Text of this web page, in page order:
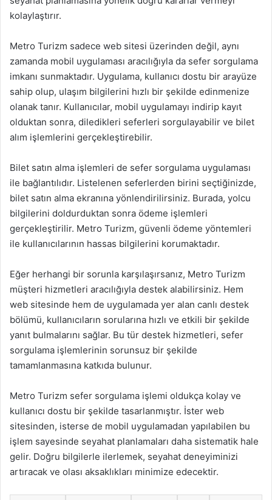
kolaylaştırır.
Metro Turizm sadece web sitesi üzerinden değil, aynı
zamanda mobil uygulaması aracılığıyla da sefer sorgulama
imkanı sunmaktadır. Uygulama, kullanıcı dostu bir arayüze
sahip olup, ulaşım bilgilerini hızlı bir şekilde edinmenize
olanak tanır. Kullanıcılar, mobil uygulamayı indirip kayıt
olduktan sonra, diledikleri seferleri sorgulayabilir ve bilet
alım işlemlerini gerçekleştirebilir.
Bilet satın alma işlemleri de sefer sorgulama uygulaması
ile bağlantılıdır. Listelenen seferlerden birini seçtiğinizde,
bilet satın alma ekranına yönlendirilirsiniz. Burada, yolcu
bilgilerini doldurduktan sonra ödeme işlemleri
gerçekleştirilir. Metro Turizm, güvenli ödeme yöntemleri
ile kullanıcılarının hassas bilgilerini korumaktadır.
Eğer herhangi bir sorunla karşılaşırsanız, Metro Turizm
müşteri hizmetleri aracılığıyla destek alabilirsiniz. Hem
web sitesinde hem de uygulamada yer alan canlı destek
bölümü, kullanıcıların sorularına hızlı ve etkili bir şekilde
yanıt bulmalarını sağlar. Bu tür destek hizmetleri, sefer
sorgulama işlemlerinin sorunsuz bir şekilde
tamamlanmasına katkıda bulunur.
Metro Turizm sefer sorgulama işlemi oldukça kolay ve
kullanıcı dostu bir şekilde tasarlanmıştır. İster web
sitesinden, isterse de mobil uygulamadan yapılabilen bu
işlem sayesinde seyahat planlamaları daha sistematik hale
gelir. Doğru bilgilerle ilerlemek, seyahat deneyiminizi
artıracak ve olası aksaklıkları minimize edecektir.